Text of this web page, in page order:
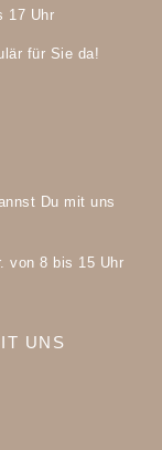
17 Uhr
für Sie da!
Du mit uns
von 8 bis 15 Uhr
UNS